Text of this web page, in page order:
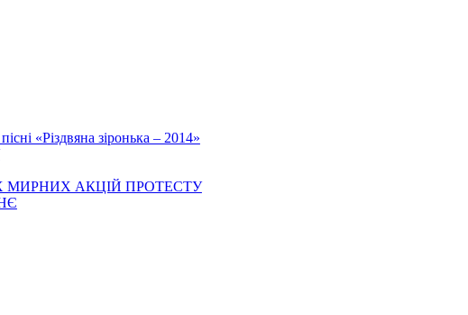
«Різдвяна зіронька – 2014»
АКЦІЙ ПРОТЕСТУ